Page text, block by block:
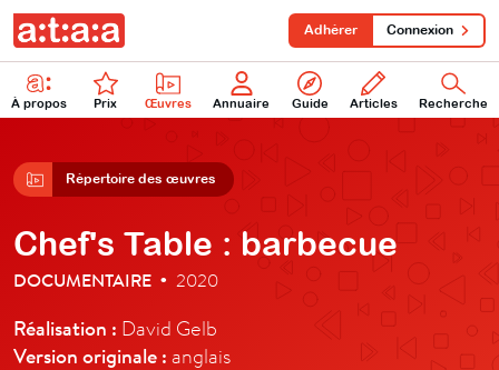
À propos Prix Œuvres Annuaire Guide Articles Recherche
Adhérer Connexion
Répertoire des œuvres
Chef's Table : barbecue
DOCUMENTAIRE • 2020
Réalisation : David Gelb
Version originale : anglais